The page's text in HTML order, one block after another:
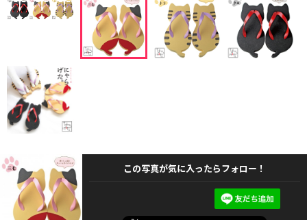
この写真が気に入ったらフォロー！